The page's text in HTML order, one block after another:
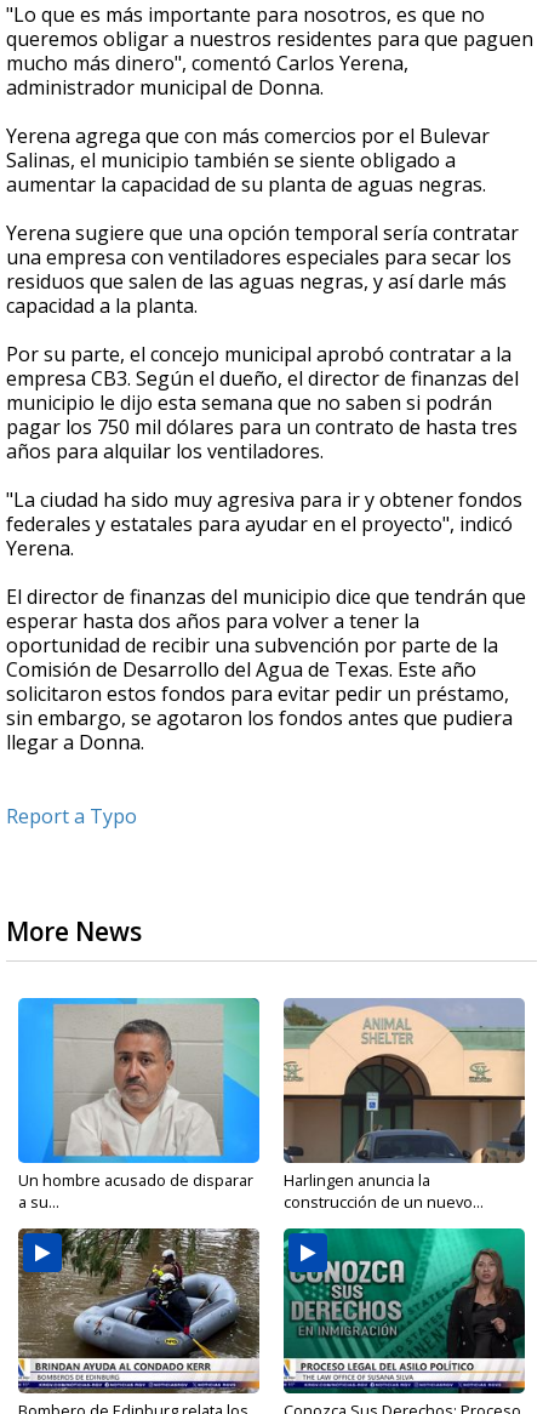
"Lo que es más importante para nosotros, es que no
queremos obligar a nuestros residentes para que paguen
mucho más dinero", comentó Carlos Yerena,
administrador municipal de Donna.
Yerena agrega que con más comercios por el Bulevar
Salinas, el municipio también se siente obligado a
aumentar la capacidad de su planta de aguas negras.
Yerena sugiere que una opción temporal sería contratar
una empresa con ventiladores especiales para secar los
residuos que salen de las aguas negras, y así darle más
capacidad a la planta.
Por su parte, el concejo municipal aprobó contratar a la
empresa CB3. Según el dueño, el director de finanzas del
municipio le dijo esta semana que no saben si podrán
pagar los 750 mil dólares para un contrato de hasta tres
años para alquilar los ventiladores.
"La ciudad ha sido muy agresiva para ir y obtener fondos
federales y estatales para ayudar en el proyecto", indicó
Yerena.
El director de finanzas del municipio dice que tendrán que
esperar hasta dos años para volver a tener la
oportunidad de recibir una subvención por parte de la
Comisión de Desarrollo del Agua de Texas. Este año
solicitaron estos fondos para evitar pedir un préstamo,
sin embargo, se agotaron los fondos antes que pudiera
llegar a Donna.
Report a Typo
More News
Un hombre acusado de disparar
a su...
Harlingen anuncia la
construcción de un nuevo...